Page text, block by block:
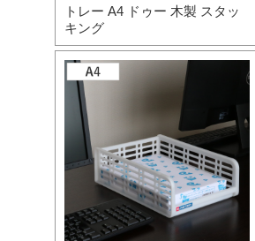
トレー A4 ドゥー 木製 スタッ
キング